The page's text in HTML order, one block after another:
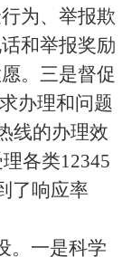
为、举报欺
和举报奖励
。三是督促
办理和问题
线的办理效
各类12345
了响应率
一是科学